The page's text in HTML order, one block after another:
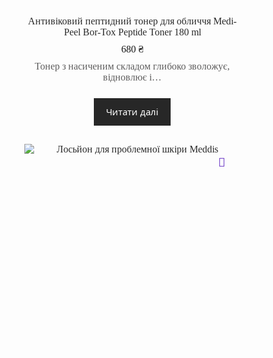
Антивіковий пептидний тонер для обличчя Medi-
Peel Bor-Tox Peptide Toner 180 ml
680 ₴
Тонер з насиченим складом глибоко зволожує,
відновлює і…
Читати далі